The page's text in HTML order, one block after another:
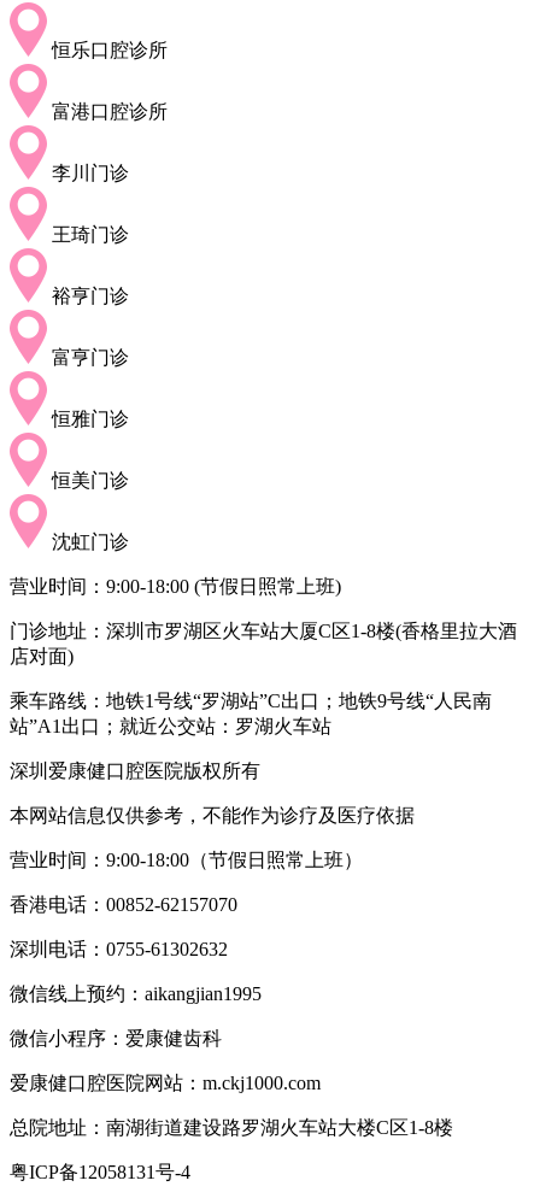
恒乐口腔诊所
富港口腔诊所
李川门诊
王琦门诊
裕亨门诊
富亨门诊
恒雅门诊
恒美门诊
沈虹门诊
营业时间：9:00-18:00 (节假日照常上班)
门诊地址：深圳市罗湖区火车站大厦C区1-8楼(香格里拉大酒
店对面)
乘车路线：地铁1号线“罗湖站”C出口；地铁9号线“人民南
站”A1出口；就近公交站：罗湖火车站
深圳爱康健口腔医院版权所有
本网站信息仅供参考，不能作为诊疗及医疗依据
营业时间：9:00-18:00（节假日照常上班）
香港电话：00852-62157070
深圳电话：0755-61302632
微信线上预约：aikangjian1995
微信小程序：爱康健齿科
爱康健口腔医院网站：m.ckj1000.com
总院地址：南湖街道建设路罗湖火车站大楼C区1-8楼
粤ICP备12058131号-4